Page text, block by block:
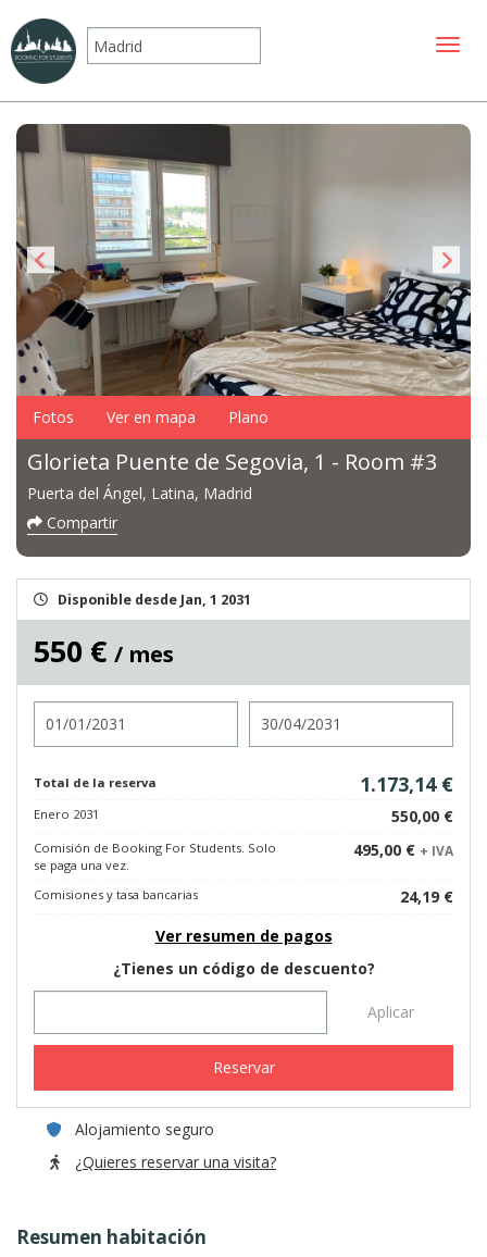
Fotos Ver en mapa Plano
Glorieta Puente de Segovia, 1 - Room #3
Puerta del Ángel, Latina, Madrid
Compartir
Disponible desde Jan, 1 2031
550 € / mes
Total de la reserva 1.173,14 €
Enero 2031 550,00 €
Comisión de Booking For Students. Solo
se paga una vez.
495,00 € + IVA
Comisiones y tasa bancarias
24,19 €
Ver resumen de pagos
¿Tienes un código de descuento?
Aplicar
Reservar
Alojamiento seguro
¿Quieres reservar una visita?
Resumen habitación